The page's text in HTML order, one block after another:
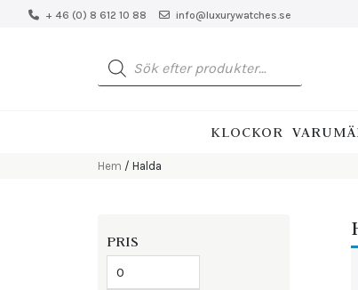
+ 46 (0) 8 612 10 88 info@luxurywatches.se
Produktsökning
KLOCKOR
Hem / Halda
PRIS